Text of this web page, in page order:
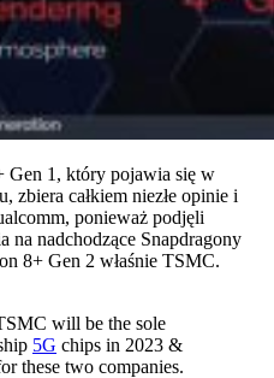
Gen 1, który pojawia się w
zbiera całkiem niezłe opinie i
ponieważ podjęli
na nadchodzące Snapdragony
8+ Gen 2 właśnie TSMC.
will be the sole
5G chips in 2023 &
these two companies.